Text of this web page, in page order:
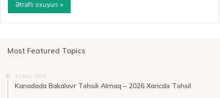
Ətraflı oxuyun »
Most Featured Topics
23 May 2024
Kanadada Bakalavr Təhsili Almaq – 2026 Xaricdə Təhsil